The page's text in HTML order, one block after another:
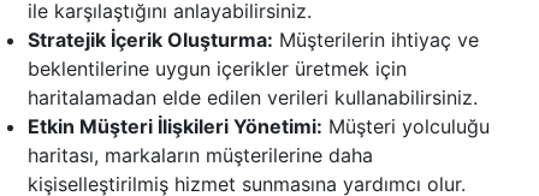
ile karşılaştığını anlayabilirsiniz.
Stratejik İçerik Oluşturma: Müşterilerin ihtiyaç ve
beklentilerine uygun içerikler üretmek için
haritalamadan elde edilen verileri kullanabilirsiniz.
Etkin Müşteri İlişkileri Yönetimi: Müşteri yolculuğu
haritası, markaların müşterilerine daha
kişiselleştirilmiş hizmet sunmasına yardımcı olur.